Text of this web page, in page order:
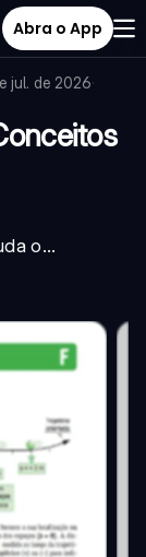
Abra o App
jul. de 2026·
o...